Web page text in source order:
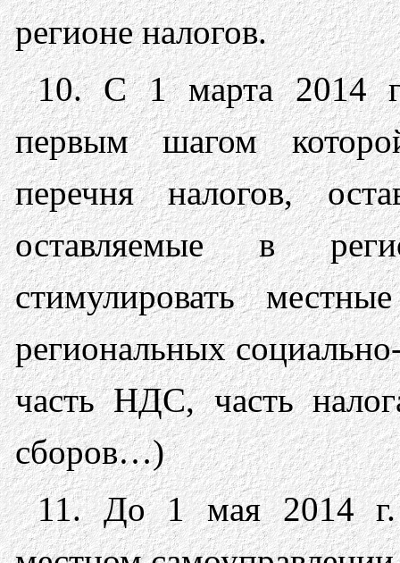
регионе налогов.
10. С 1 марта 2014
первым шагом
перечня налогов,
оставляемые в
стимулировать
региональных
часть НДС, часть
сборов…)
11. До 1 мая 2014 г.